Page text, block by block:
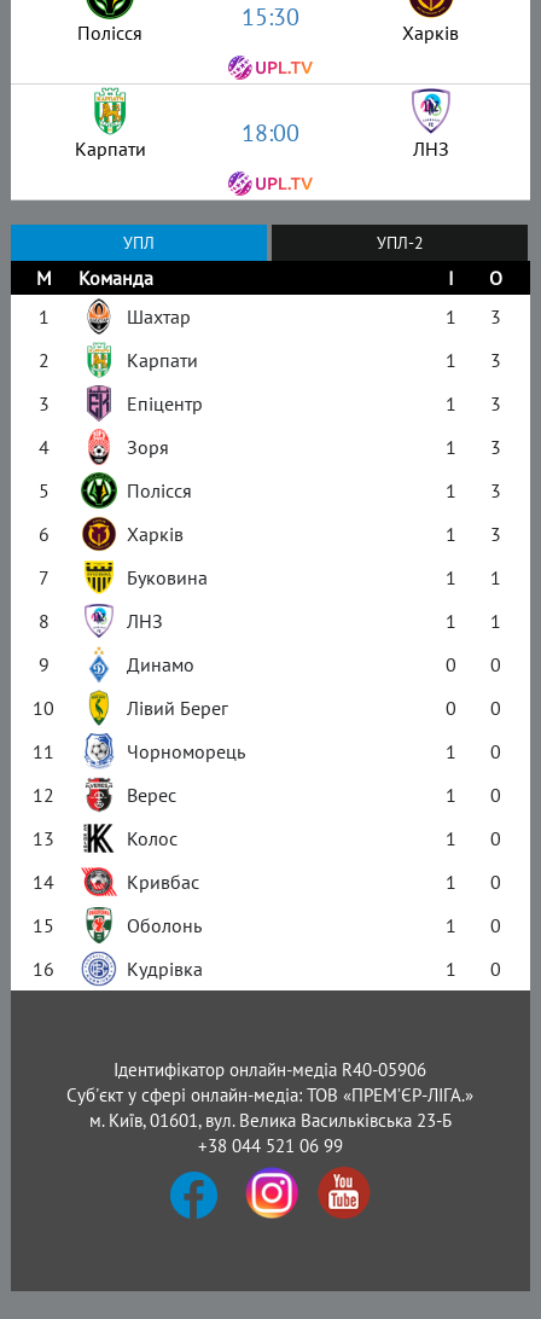
Полісся 15:30 Харків
Карпати 18:00 ЛНЗ
УПЛ УПЛ-2
М Команда І
О
1
Шахтар 1
3
2
Карпати 1
3
3
Епіцентр 1
3
4
Зоря 1
3
5
Полісся 1
3
6
Харків 1
3
7
Буковина 1
1
8
ЛНЗ 1
1
9
Динамо 0
0
10
Лівий Берег 0
0
11
Чорноморець 1
0
12
Верес 1
0
13
Колос 1
0
14
Кривбас 1
0
15
Оболонь 1
0
16
Кудрівка 1 0
Ідентифікатор онлайн-медіа R40-05906
Суб'єкт у сфері онлайн-медіа: ТОВ «ПРЕМ’ЄР-ЛІГА.»
м. Київ, 01601, вул. Велика Васильківська 23-Б
+38 044 521 06 99